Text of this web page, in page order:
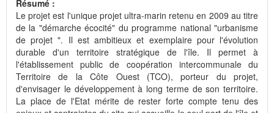
Résumé :
Le projet est l'unique projet ultra-marin retenu en 2009 au titre
de la "démarche écocité" du programme national "urbanisme
de projet ". Il est ambitieux et exemplaire pour l'évolution
durable d'un territoire stratégique de l'île. Il permet à
l'établissement public de coopération intercommunale du
Territoire de la Côte Ouest (TCO), porteur du projet,
d'envisager le développement à long terme de son territoire.
La place de l'Etat mérite de rester forte compte tenu des